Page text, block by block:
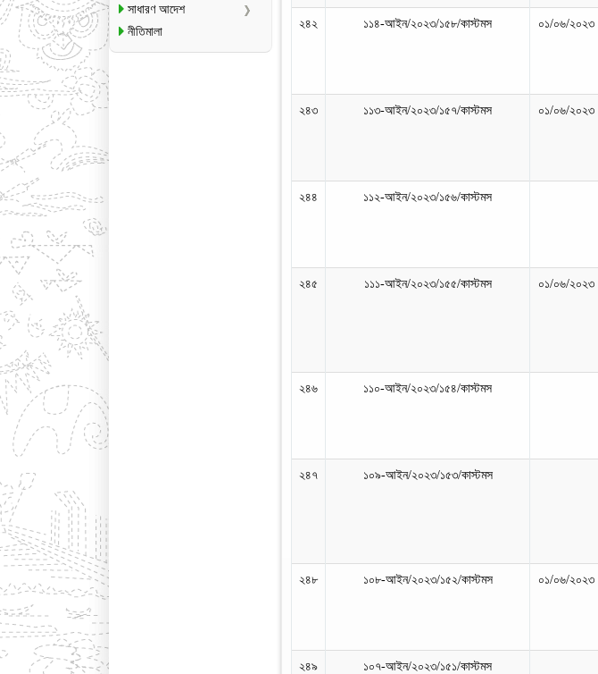
সাধারণ আদেশ
নীতিমালা
২৪২ ১১৪-আইন/২০২৩/১৫৮/কাস্টমস ০১/০৬/২০২৩
২৪৩ ১১৩-আইন/২০২৩/১৫৭/কাস্টমস ০১/০৬/২০২৩
২৪৪ ১১২-আইন/২০২৩/১৫৬/কাস্টমস
২৪৫ ১১১-আইন/২০২৩/১৫৫/কাস্টমস ০১/০৬/২০২৩
২৪৬ ১১০-আইন/২০২৩/১৫৪/কাস্টমস
২৪৭ ১০৯-আইন/২০২৩/১৫৩/কাস্টমস
২৪৮ ১০৮-আইন/২০২৩/১৫২/কাস্টমস ০১/০৬/২০২৩
২৪৯ ১০৭-আইন/২০২৩/১৫১/কাস্টমস